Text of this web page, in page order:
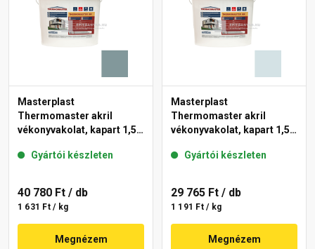
Masterplast
Thermomaster akril
vékonyvakolat, kapart 1,5
Gyártói készleten
40 780 Ft / db
1 631 Ft / kg
Megnézem
Masterplast
Thermomaster akril
vékonyvakolat, kapart 1,5
Gyártói készleten
29 765 Ft / db
1 191 Ft / kg
Megnézem